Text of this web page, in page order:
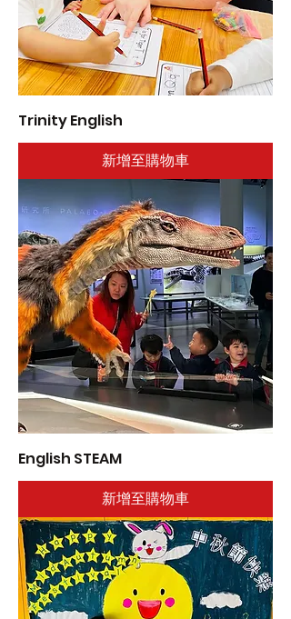
Trinity English
新增至購物車
English STEAM
新增至購物車